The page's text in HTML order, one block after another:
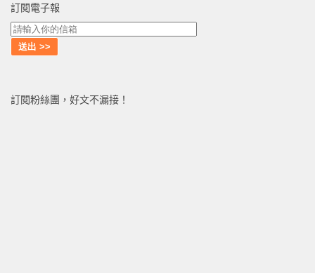
訂閱電子報
訂閱粉絲團，好文不漏接！